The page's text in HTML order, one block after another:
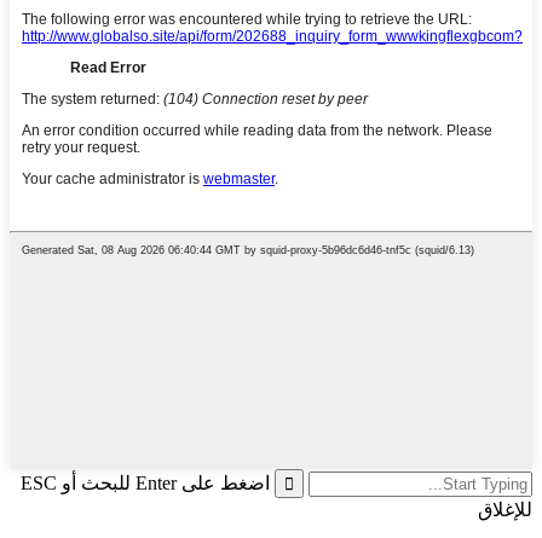
اضغط على Enter للبحث أو ESC
للإغلاق